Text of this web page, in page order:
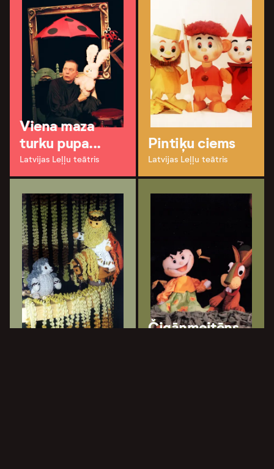
Viena maza
turku pupa...
Latvijas Leļļu teātris
Pintiķu ciems
Latvijas Leļļu teātris
Čigānmeitēns